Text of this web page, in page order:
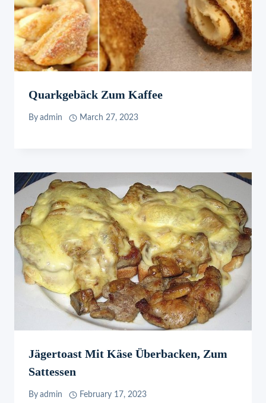
Quarkgebäck Zum Kaffee
By admin March 27, 2023
Jägertoast Mit Käse Überbacken, Zum
Sattessen
By admin February 17, 2023